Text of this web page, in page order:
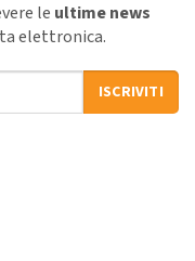
le ultime news
elettronica.
ISCRIVITI